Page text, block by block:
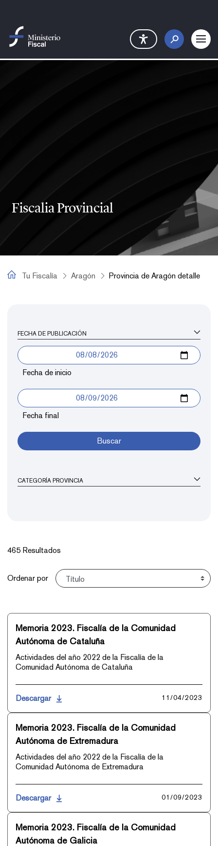
Fiscalia Provincial
Tu Fiscalía
Tu Fiscalía Aragón Provincia de Aragón detalle
FECHA DE PUBLICACIÓN
Fecha de inicio
Fecha final
Buscar
CATEGORÍA PROVINCIA
465 Resultados
Ordenar
Ordenar por
Memoria 2023. Fiscalía de la Comunidad
Autónoma de Cataluña
Actividades del año 2022 de la Fiscalía de la
Comunidad Autónoma de Cataluña
Descargar 11/04/2023
Memoria 2023. Fiscalía de la Comunidad
Autónoma de Extremadura
Actividades del año 2022 de la Fiscalía de la
Comunidad Autónoma de Extremadura
Descargar 01/09/2023
Memoria 2023. Fiscalía de la Comunidad
Autónoma de Galicia